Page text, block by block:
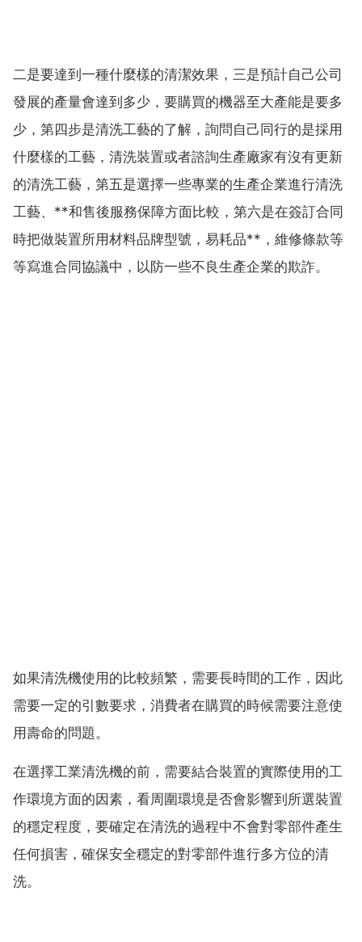
二是要達到一種什麼樣的清潔效果，三是預計自己公司
發展的產量會達到多少，要購買的機器至大產能是要多
少，第四步是清洗工藝的了解，詢問自己同行的是採用
什麼樣的工藝，清洗裝置或者諮詢生產廠家有沒有更新
的清洗工藝，第五是選擇一些專業的生產企業進行清洗
工藝、**和售後服務保障方面比較，第六是在簽訂合同
時把做裝置所用材料品牌型號，易耗品**，維修條款等
等寫進合同協議中，以防一些不良生產企業的欺詐。
如果清洗機使用的比較頻繁，需要長時間的工作，因此
需要一定的引數要求，消費者在購買的時候需要注意使
用壽命的問題。
在選擇工業清洗機的前，需要結合裝置的實際使用的工
作環境方面的因素，看周圍環境是否會影響到所選裝置
的穩定程度，要確定在清洗的過程中不會對零部件產生
任何損害，確保安全穩定的對零部件進行多方位的清
洗。